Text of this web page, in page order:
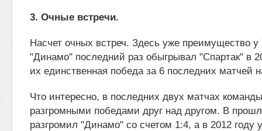
3. Очные встречи.
Насчет очных встреч. Здесь уже преимущество у
"Динамо" последний раз обыгрывал "Спартак" в
их единственная победа за 6 последних матчей
Что интересно, в последних двух матчах
разгромными победами друг над другом. В
разгромил "Динамо" со счетом 1:4, а в 2012 году